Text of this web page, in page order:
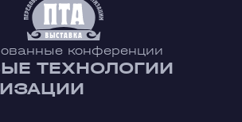
конференции
ТЕХНОЛОГИИ